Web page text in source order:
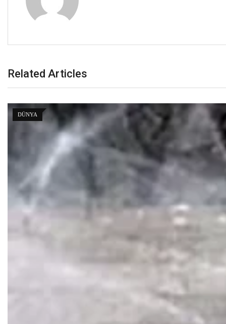
Related Articles
DÜNYA